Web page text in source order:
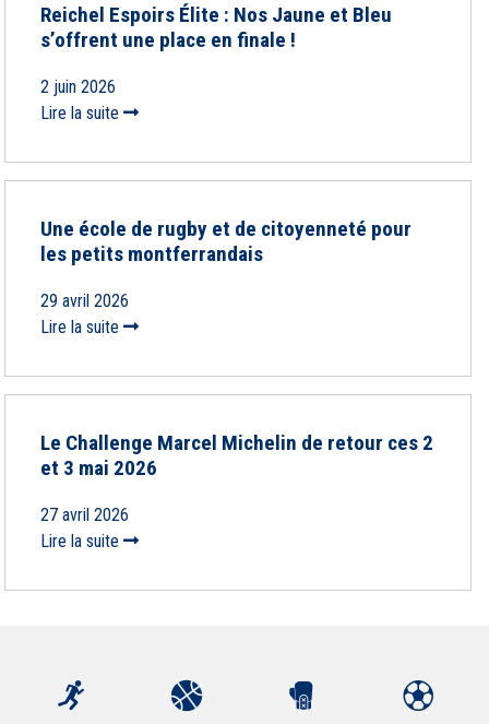
Reichel Espoirs Élite : Nos Jaune et Bleu
s’offrent une place en finale !
2 juin 2026
Lire la suite
Une école de rugby et de citoyenneté pour
les petits montferrandais
29 avril 2026
Lire la suite
Le Challenge Marcel Michelin de retour ces 2
et 3 mai 2026
27 avril 2026
Lire la suite